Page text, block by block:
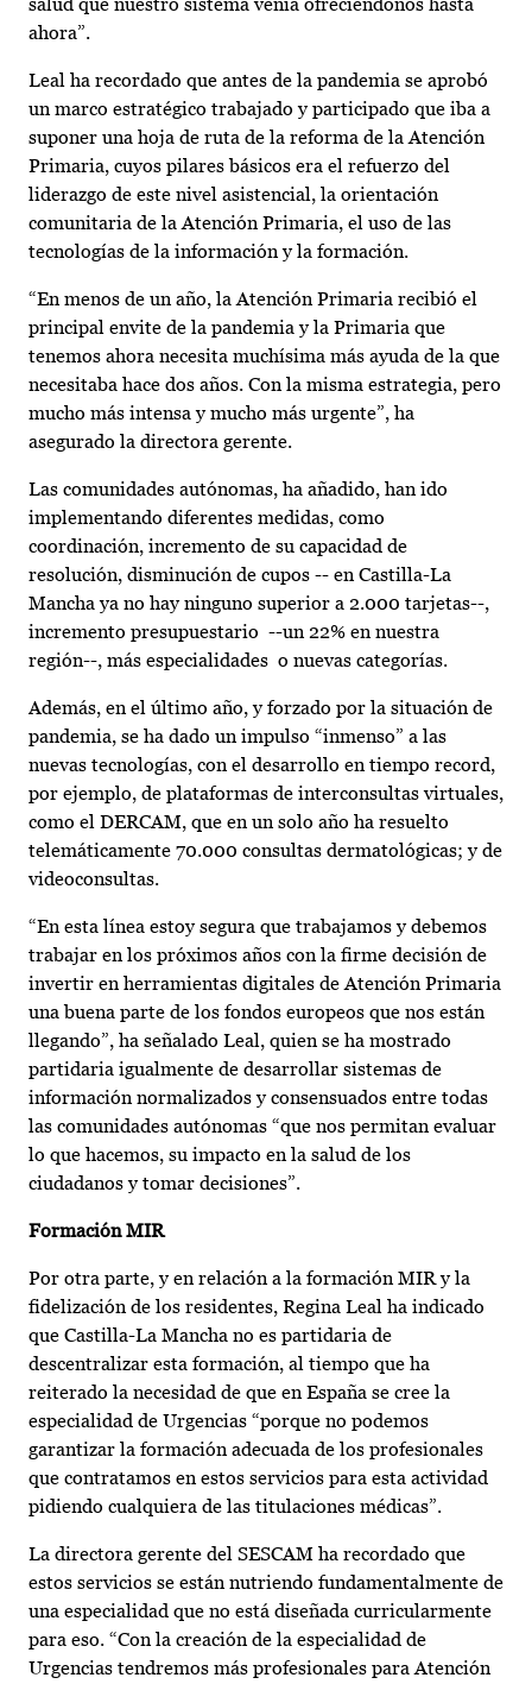
ahora”.
Leal ha recordado que antes de la pandemia se aprobó
un marco estratégico trabajado y participado que iba a
suponer una hoja de ruta de la reforma de la Atención
Primaria, cuyos pilares básicos era el refuerzo del
liderazgo de este nivel asistencial, la orientación
comunitaria de la Atención Primaria, el uso de las
tecnologías de la información y la formación.
“En menos de un año, la Atención Primaria recibió el
principal envite de la pandemia y la Primaria que
tenemos ahora necesita muchísima más ayuda de la que
necesitaba hace dos años. Con la misma estrategia, pero
mucho más intensa y mucho más urgente”, ha
asegurado la directora gerente.
Las comunidades autónomas, ha añadido, han ido
implementando diferentes medidas, como
coordinación, incremento de su capacidad de
resolución, disminución de cupos -- en Castilla-La
Mancha ya no hay ninguno superior a 2.000 tarjetas--,
incremento presupuestario --un 22% en nuestra
región--, más especialidades o nuevas categorías.
Además, en el último año, y forzado por la situación de
pandemia, se ha dado un impulso “inmenso” a las
nuevas tecnologías, con el desarrollo en tiempo record,
por ejemplo, de plataformas de interconsultas virtuales,
como el DERCAM, que en un solo año ha resuelto
telemáticamente 70.000 consultas dermatológicas; y de
videoconsultas.
“En esta línea estoy segura que trabajamos y debemos
trabajar en los próximos años con la firme decisión de
invertir en herramientas digitales de Atención Primaria
una buena parte de los fondos europeos que nos están
llegando”, ha señalado Leal, quien se ha mostrado
partidaria igualmente de desarrollar sistemas de
información normalizados y consensuados entre todas
las comunidades autónomas “que nos permitan evaluar
lo que hacemos, su impacto en la salud de los
ciudadanos y tomar decisiones”.
Formación MIR
Por otra parte, y en relación a la formación MIR y la
fidelización de los residentes, Regina Leal ha indicado
que Castilla-La Mancha no es partidaria de
descentralizar esta formación, al tiempo que ha
reiterado la necesidad de que en España se cree la
especialidad de Urgencias “porque no podemos
garantizar la formación adecuada de los profesionales
que contratamos en estos servicios para esta actividad
pidiendo cualquiera de las titulaciones médicas”.
La directora gerente del SESCAM ha recordado que
estos servicios se están nutriendo fundamentalmente de
una especialidad que no está diseñada curricularmente
para eso. “Con la creación de la especialidad de
Urgencias tendremos más profesionales para Atención